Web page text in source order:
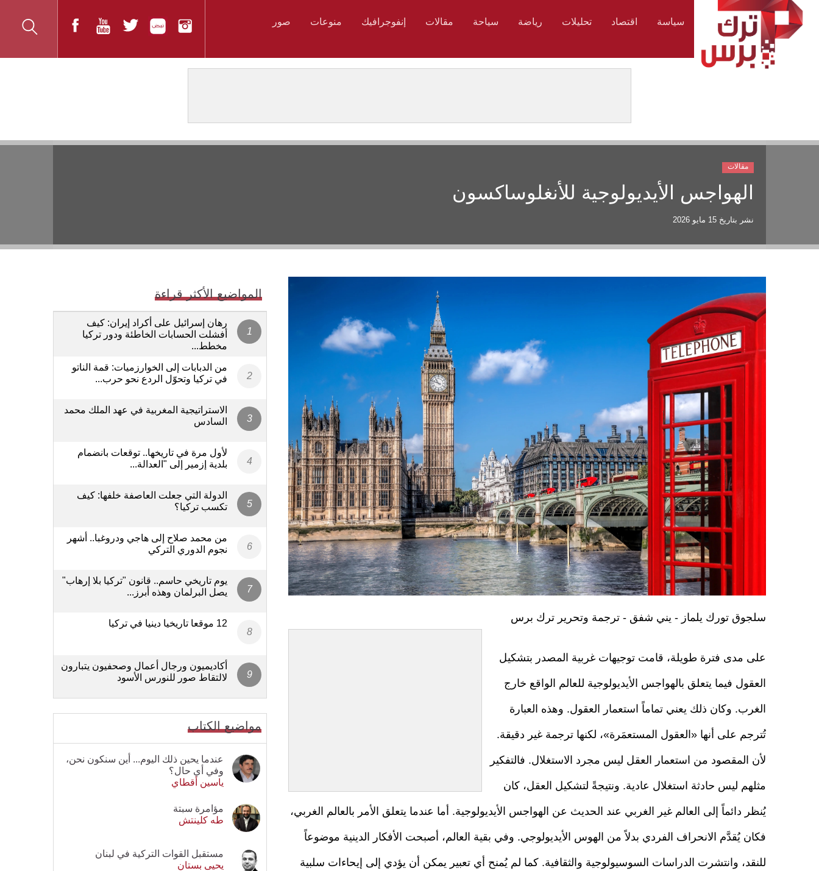
سياسة اقتصاد تحليلات رياضة سياحة مقالات إنفوجرافيك منوعات صور
الهواجس الأيديولوجية للأنغلوساكسون
نشر بتاريخ 15 مايو 2026
مقالات
سلجوق تورك يلماز - يني شفق - ترجمة وتحرير ترك برس
على مدى فترة طويلة، قامت توجيهات غربية المصدر بتشكيل
العقول فيما يتعلق بالهواجس الأيديولوجية للعالم الواقع خارج
الغرب. وكان ذلك يعني تماماً استعمار العقول. وهذه العبارة
تُترجم على أنها «العقول المستعمَرة»، لكنها ترجمة غير دقيقة.
لأن المقصود من استعمار العقل ليس مجرد الاستغلال. فالتفكير
مثلهم ليس حادثة استغلال عادية. ونتيجةً لتشكيل العقل، كان
يُنظر دائماً إلى العالم غير الغربي عند الحديث عن الهواجس الأيديولوجية. أما عندما يتعلق الأمر بالعالم الغربي،
فكان يُقدَّم الانحراف الفردي بدلاً من الهوس الأيديولوجي. وفي بقية العالم، أصبحت الأفكار الدينية موضوعاً
للنقد، وانتشرت الدراسات السوسيولوجية والثقافية. كما لم يُمنح أي تعبير يمكن أن يؤدي إلى إيحاءات سلبية
المواضيع الأكثر قراءة
رهان إسرائيل على أكراد إيران: كيف
أفشلت الحسابات الخاطئة ودور تركيا
مخطط...
من الدبابات إلى الخوارزميات: قمة الناتو
في تركيا وتحوّل الردع نحو حرب...
الاستراتيجية المغربية في عهد الملك محمد
السادس
لأول مرة في تاريخها.. توقعات بانضمام
بلدية إزمير إلى "العدالة...
الدولة التي جعلت العاصفة خلفها: كيف
تكسب تركيا؟
من محمد صلاح إلى هاجي ودروغبا.. أشهر
نجوم الدوري التركي
يوم تاريخي حاسم.. قانون "تركيا بلا إرهاب"
يصل البرلمان وهذه أبرز...
12 موقعا تاريخيا دينيا في تركيا
أكاديميون ورجال أعمال وصحفيون يتبارون
لالتقاط صور للنورس الأسود
مواضيع الكتاب
عندما يحين ذلك اليوم... أين سنكون نحن،
وفي أي حال؟
ياسين أقطاي
مؤامرة سبتة
طه كلينتش
مستقبل القوات التركية في لبنان
يحيى بستان